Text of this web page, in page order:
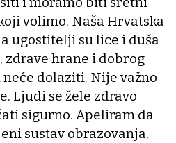
volimo. Naša Hrvatska
ugostitelji su lice i duša
zdrave hrane i dobrog
dolaziti. Nije važno
Ljudi se žele zdravo
sigurno. Apeliram da
sustav obrazovanja,